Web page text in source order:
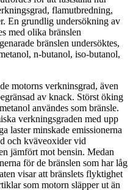
flamutbredning,
En grundlig undersökning av
med olika bränslen
bränslen undersöktes,
n-butanol, iso-butanol,
motorns verkninsgrad, även
av knack. Störst öking
användes som bränsle.
verkningsgraden med upp
laster minskade emissionerna
och kväveoxider vid
jämfört mot bensin. Medan
för de bränslen som har låg
visar att bränslets flyktighet
som motorn släpper ut än